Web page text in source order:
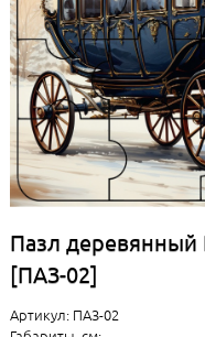
Пазл деревянный
[ПАЗ-02]
Артикул: ПАЗ-02